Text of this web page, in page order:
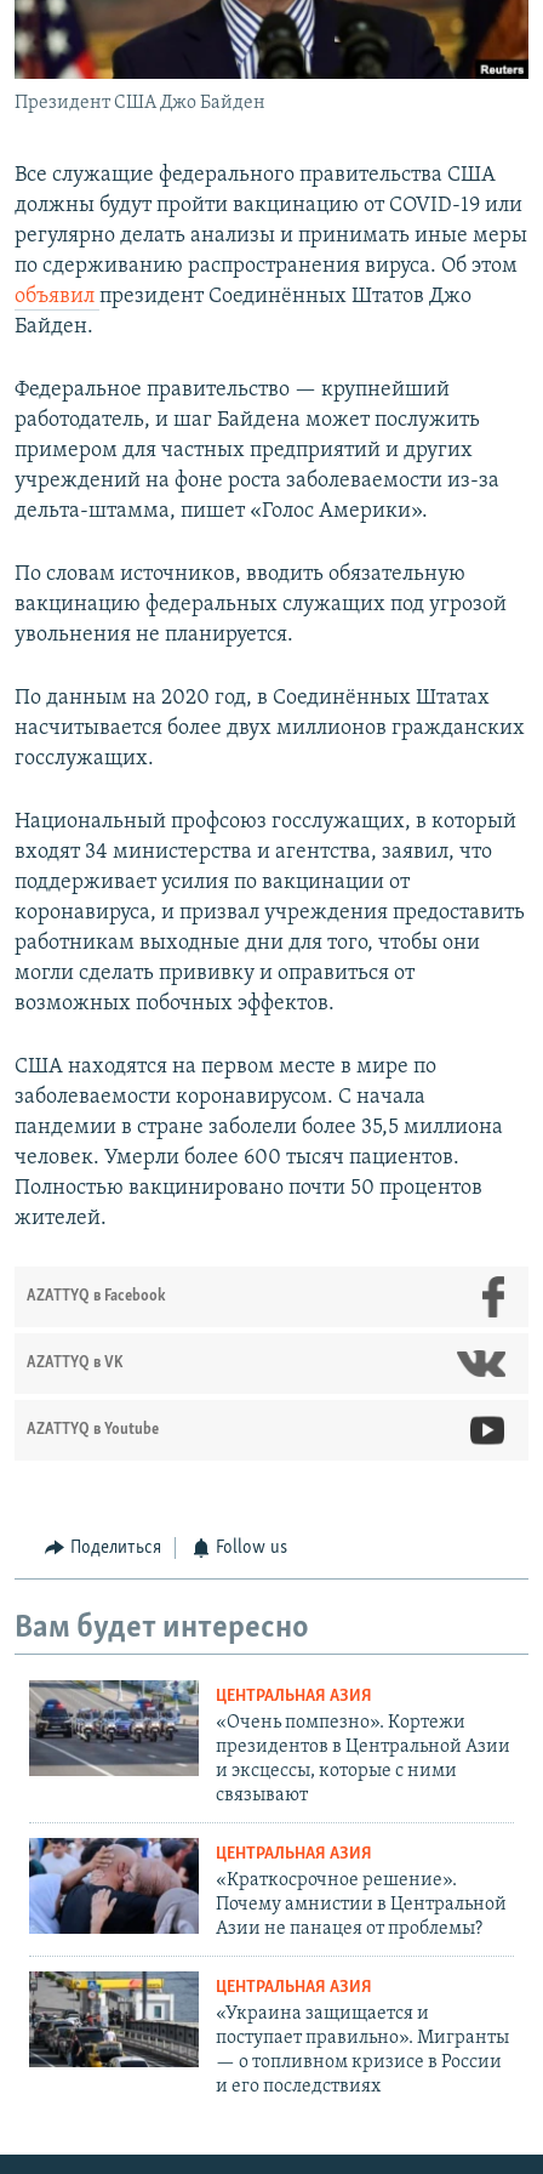
Президент США Джо Байден
Все служащие федерального правительства США
должны будут пройти вакцинацию от COVID-19 или
регулярно делать анализы и принимать иные меры
по сдерживанию распространения вируса. Об этом
объявил президент Соединённых Штатов Джо
Байден.
Федеральное правительство — крупнейший
работодатель, и шаг Байдена может послужить
примером для частных предприятий и других
учреждений на фоне роста заболеваемости из-за
дельта-штамма, пишет «Голос Америки».
По словам источников, вводить обязательную
вакцинацию федеральных служащих под угрозой
увольнения не планируется.
По данным на 2020 год, в Соединённых Штатах
насчитывается более двух миллионов гражданских
госслужащих.
Национальный профсоюз госслужащих, в который
входят 34 министерства и агентства, заявил, что
поддерживает усилия по вакцинации от
коронавируса, и призвал учреждения предоставить
работникам выходные дни для того, чтобы они
могли сделать прививку и оправиться от
возможных побочных эффектов.
США находятся на первом месте в мире по
заболеваемости коронавирусом. С начала
пандемии в стране заболели более 35,5 миллиона
человек. Умерли более 600 тысяч пациентов.
Полностью вакцинировано почти 50 процентов
жителей.
AZATTYQ в Facebook
AZATTYQ в VK
AZATTYQ в Youtube
Поделиться Follow us
Вам будет интересно
ЦЕНТРАЛЬНАЯ АЗИЯ
«Очень помпезно». Кортежи
президентов в Центральной Азии
и эксцессы, которые с ними
связывают
ЦЕНТРАЛЬНАЯ АЗИЯ
«Краткосрочное решение».
Почему амнистии в Центральной
Азии не панацея от проблемы?
ЦЕНТРАЛЬНАЯ АЗИЯ
«Украина защищается и
поступает правильно». Мигранты
— о топливном кризисе в России
и его последствиях